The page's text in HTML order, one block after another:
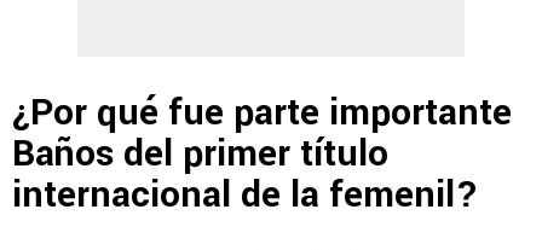
¿Por qué fue parte importante
Baños del primer título
internacional de la femenil?